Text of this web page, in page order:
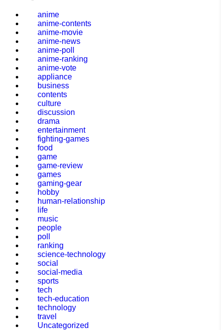
anime
anime-contents
anime-movie
anime-news
anime-poll
anime-ranking
anime-vote
appliance
business
contents
culture
discussion
drama
entertainment
fighting-games
food
game
game-review
games
gaming-gear
hobby
human-relationship
life
music
people
poll
ranking
science-technology
social
social-media
sports
tech
tech-education
technology
travel
Uncategorized